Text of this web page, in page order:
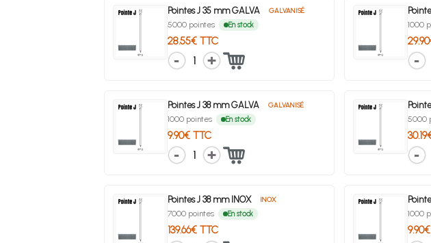
Pointes J 35 mm GALVA GALVANISÉ
5000 pointes En stock
28.55€ TTC
1
1000
Pointes J 38 mm GALVA GALVANISÉ
1000 pointes En stock
9.90€ TTC
1
5000
Pointes J 38 mm INOX INOX
7000 pointes En stock
139.66€ TTC
1000